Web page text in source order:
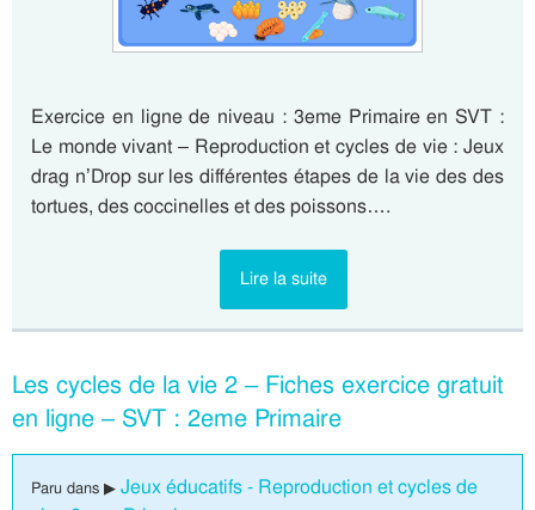
Exercice en ligne de niveau : 3eme Primaire en SVT :
Le monde vivant – Reproduction et cycles de vie : Jeux
drag n’Drop sur les différentes étapes de la vie des des
tortues, des coccinelles et des poissons….
Lire la suite
Les cycles de la vie 2 – Fiches exercice gratuit
en ligne – SVT : 2eme Primaire
Paru dans ▶ Jeux éducatifs - Reproduction et cycles de